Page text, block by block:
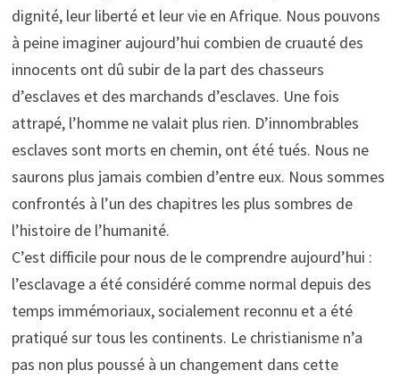
dignité, leur liberté et leur vie en Afrique. Nous pouvons
à peine imaginer aujourd’hui combien de cruauté des
innocents ont dû subir de la part des chasseurs
d’esclaves et des marchands d’esclaves. Une fois
attrapé, l’homme ne valait plus rien. D’innombrables
esclaves sont morts en chemin, ont été tués. Nous ne
saurons plus jamais combien d’entre eux. Nous sommes
confrontés à l’un des chapitres les plus sombres de
l’histoire de l’humanité.
C’est difficile pour nous de le comprendre aujourd’hui :
l’esclavage a été considéré comme normal depuis des
temps immémoriaux, socialement reconnu et a été
pratiqué sur tous les continents. Le christianisme n’a
pas non plus poussé à un changement dans cette